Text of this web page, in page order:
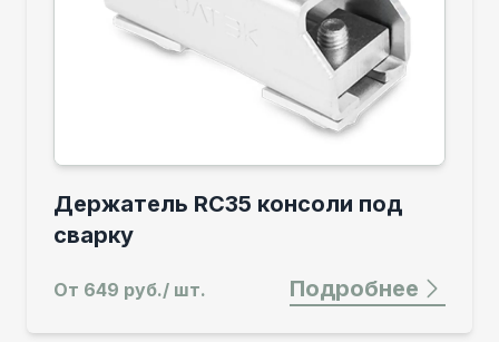
Держатель RC35 консоли под
сварку
От 649 руб./ шт. Подробнее